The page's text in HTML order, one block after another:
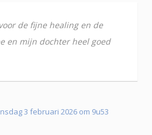
de fijne healing en de
en mijn dochter heel goed
3 februari 2026 om 9u53